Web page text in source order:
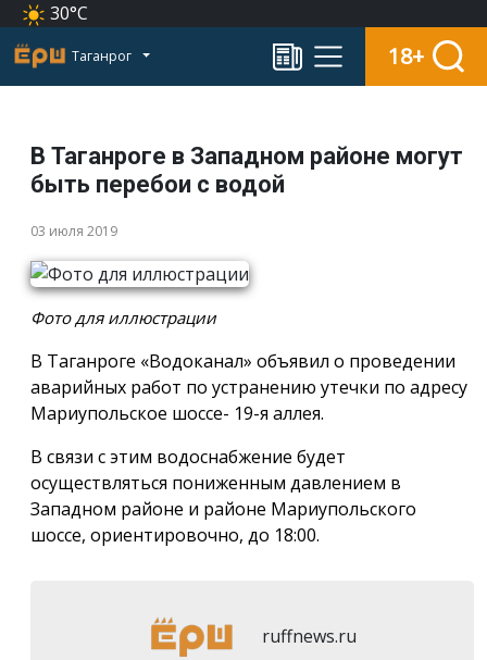
30°C
Таганрог 18+
В Таганроге в Западном районе могут
быть перебои с водой
03 июля 2019
Фото для иллюстрации
В Таганроге «Водоканал» объявил о проведении
аварийных работ по устранению утечки по адресу
Мариупольское шоссе- 19-я аллея.
В связи с этим водоснабжение будет
осуществляться пониженным давлением в
Западном районе и районе Мариупольского
шоссе, ориентировочно, до 18:00.
ruffnews.ru